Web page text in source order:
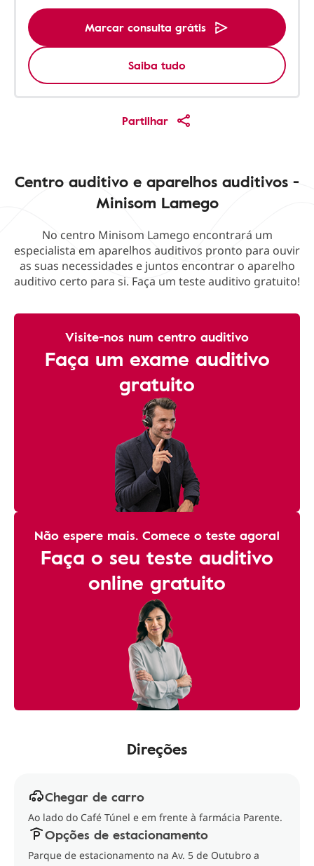
Marcar consulta grátis
Saiba tudo
Partilhar
Centro auditivo e aparelhos auditivos -
Minisom Lamego
No centro Minisom Lamego encontrará um
especialista em aparelhos auditivos pronto para ouvir
as suas necessidades e juntos encontrar o aparelho
auditivo certo para si. Faça um teste auditivo gratuito!
Visite-nos num centro auditivo
Faça um exame auditivo
gratuito
Não espere mais. Comece o teste agora!
Faça o seu teste auditivo
online gratuito
Direções
Chegar de carro
Ao lado do Café Túnel e em frente à farmácia Parente.
Opções de estacionamento
Parque de estacionamento na Av. 5 de Outubro a